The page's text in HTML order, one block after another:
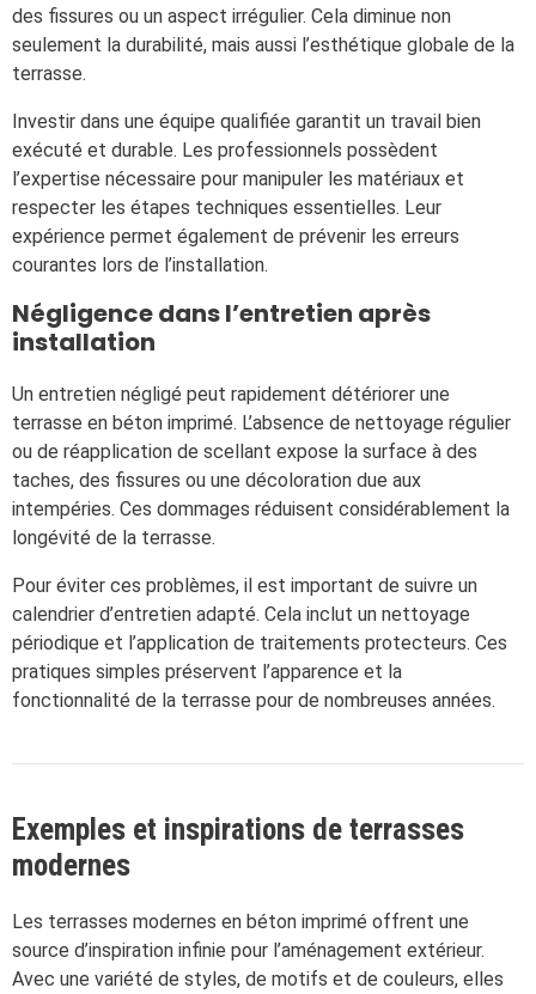
des fissures ou un aspect irrégulier. Cela diminue non
seulement la durabilité, mais aussi l’esthétique globale de la
terrasse.
Investir dans une équipe qualifiée garantit un travail bien
exécuté et durable. Les professionnels possèdent
l’expertise nécessaire pour manipuler les matériaux et
respecter les étapes techniques essentielles. Leur
expérience permet également de prévenir les erreurs
courantes lors de l’installation.
Négligence dans l’entretien après
installation
Un entretien négligé peut rapidement détériorer une
terrasse en béton imprimé. L’absence de nettoyage régulier
ou de réapplication de scellant expose la surface à des
taches, des fissures ou une décoloration due aux
intempéries. Ces dommages réduisent considérablement la
longévité de la terrasse.
Pour éviter ces problèmes, il est important de suivre un
calendrier d’entretien adapté. Cela inclut un nettoyage
périodique et l’application de traitements protecteurs. Ces
pratiques simples préservent l’apparence et la
fonctionnalité de la terrasse pour de nombreuses années.
Exemples et inspirations de terrasses
modernes
Les terrasses modernes en béton imprimé offrent une
source d’inspiration infinie pour l’aménagement extérieur.
Avec une variété de styles, de motifs et de couleurs, elles